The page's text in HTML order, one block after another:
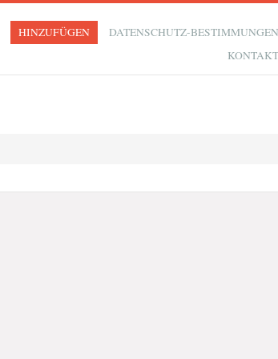
HINZUFÜGEN
DATENSCHUTZ-